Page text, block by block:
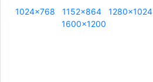
1024x768 1152x864
1280x1024
1600x1200